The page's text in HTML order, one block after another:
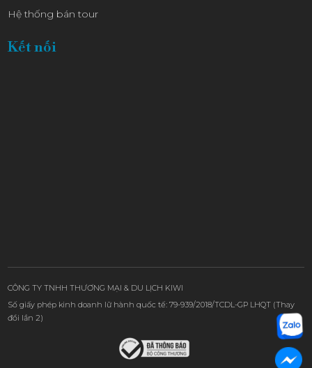
Hệ thống bán tour
Kết nối
CÔNG TY TNHH THƯƠNG MẠI & DU LỊCH KIWI
Số giấy phép kinh doanh lữ hành quốc tế: 79-939/2018/TCDL-GP LHQT (Thay
đổi lần 2)